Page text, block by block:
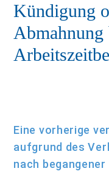
Kündigung
Abmahnung
Eine vorherige
aufgrund des
nach